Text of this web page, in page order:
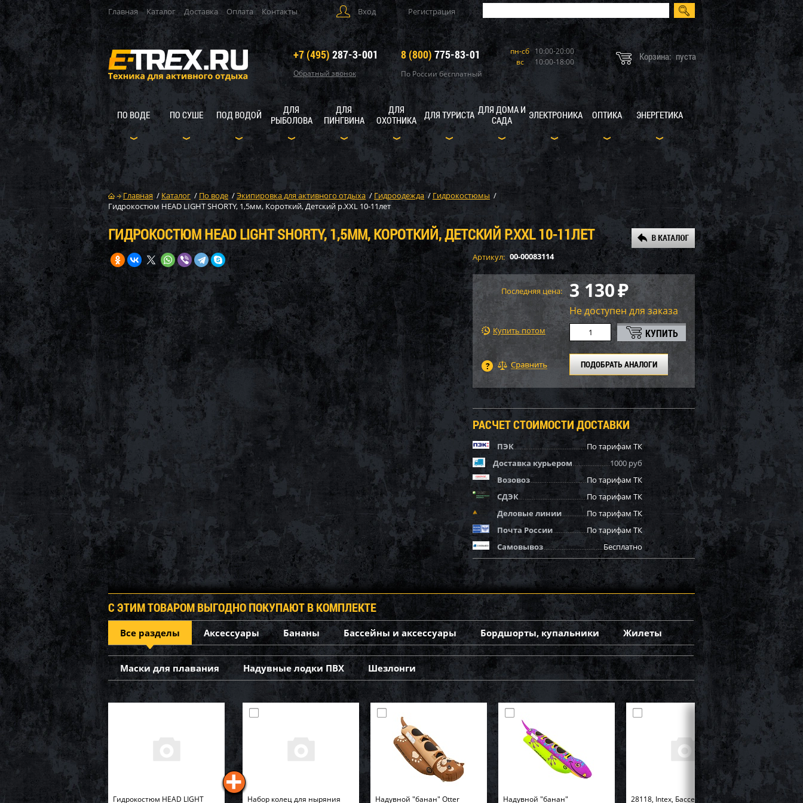
Главная Каталог Доставка Оплата Контакты Вход Регистрация
+7 (495) 287-3-001
Обратный звонок
8 (800) 775-83-01
По России бесплатный
пн-сб 10:00-20:00
вс
10:00-18:00 Корзина: пуста
ПО ВОДЕ ПО СУШЕ ПОД ВОДОЙ
ДЛЯ
РЫБОЛОВА
ДЛЯ
ПИНГВИНА
ДЛЯ
ОХОТНИКА
ДЛЯ ТУРИСТА ДЛЯ ДОМА И
САДА
ЭЛЕКТРОНИКА ОПТИКА ЭНЕРГЕТИКА
Главная / Каталог / По воде /Экипировка для активного отдыха / Гидроодежда / Гидрокостюмы /
Гидрокостюм HEAD LIGHT SHORTY, 1,5мм, Короткий, Детский р.XXL 10-11лет
ГИДРОКОСТЮМ HEAD LIGHT SHORTY, 1,5ММ, КОРОТКИЙ, ДЕТСКИЙ Р.XXL 10-11ЛЕТ
Артикул: 00-00083114
Последняя цена: 3 130₽
Не доступен для заказа
Купить потом
ПОДОБРАТЬ АНАЛОГИ
РАСЧЕТ СТОИМОСТИ ДОСТАВКИ
ПЭК
По тарифам ТК
Доставка курьером
1000 руб
Возовоз
По тарифам ТК
СДЭК
По тарифам ТК
Деловые линии
По тарифам ТК
Почта России
По тарифам ТК
Самовывоз
Бесплатно
С ЭТИМ ТОВАРОМ ВЫГОДНО ПОКУПАЮТ В КОМПЛЕКТЕ
Все разделы Аксессуары Бананы Бассейны и аксессуары Бордшорты, купальники Жилеты
Маски для плавания Надувные лодки ПВХ Шезлонги
Гидрокостюм HEAD LIGHT
Набор колец для ныряния
Надувной "банан" Otter
Надувной "банан"
28118, Intex, Бассейн Easy Set